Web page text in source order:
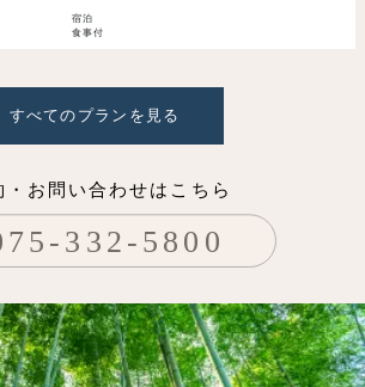
宿泊
食事付
すべてのプランを見る
・お問い合わせはこちら
332-5800